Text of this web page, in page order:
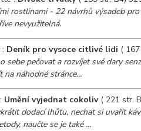
rostlinami - 22 návrhů výsadeb
nevyužitelná.
Deník pro vysoce citlivé lidi (
sebe pečovat a rozvíjet své dary
náhodné stránce...
Umění vyjednat cokoliv( 221 str.
dodací lhůtu, nechat si uvařit
naučte se je také ...